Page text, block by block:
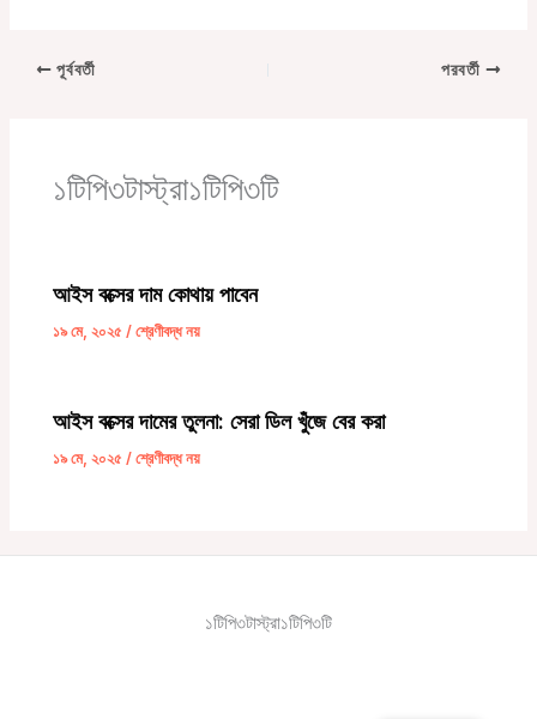
পূর্ববর্তী পরবর্তী
১টিপি৩টাস্ট্রা১টিপি৩টি
আইস বক্সের দাম কোথায় পাবেন
১৯ মে, ২০২৫/শ্রেণীবদ্ধ নয়
আইস বক্সের দামের তুলনা: সেরা ডিল খুঁজে বের করা
১৯ মে, ২০২৫/শ্রেণীবদ্ধ নয়
১টিপি৩টাস্ট্রা১টিপি৩টি